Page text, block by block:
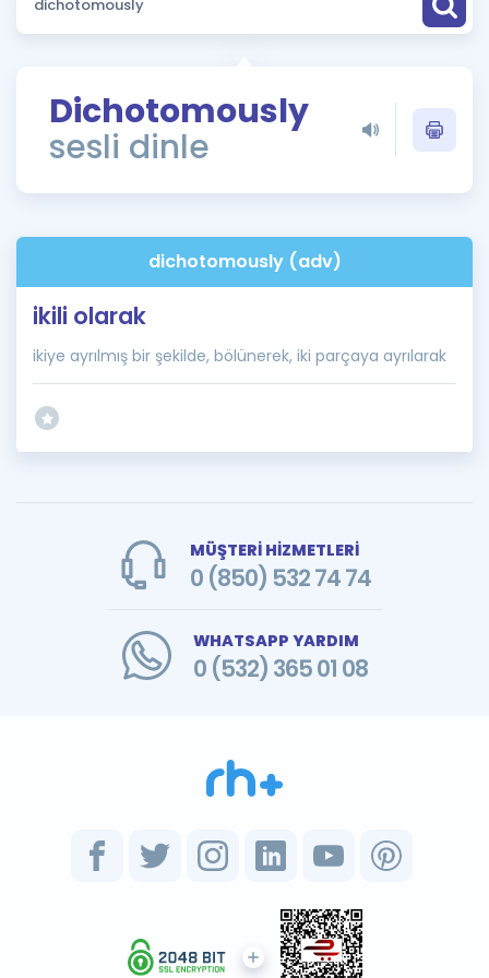
Puan Hesaplama
ÖSYM Sınav Takvimi
Kampanyalar
İngilizce Gramer
Dichotomously
sesli dinle
dichotomously (adv)
ikili olarak
ikiye ayrılmış bir şekilde, bölünerek, iki parçaya ayrılarak
MÜŞTERİ HİZMETLERİ
0 (850) 532 74 74
WHATSAPP YARDIM
0 (532) 365 01 08